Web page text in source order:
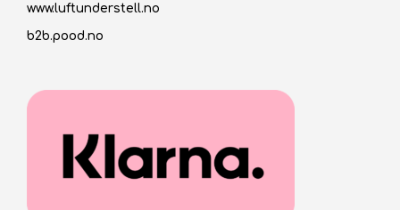
www.luftunderstell.no
b2b.pood.no